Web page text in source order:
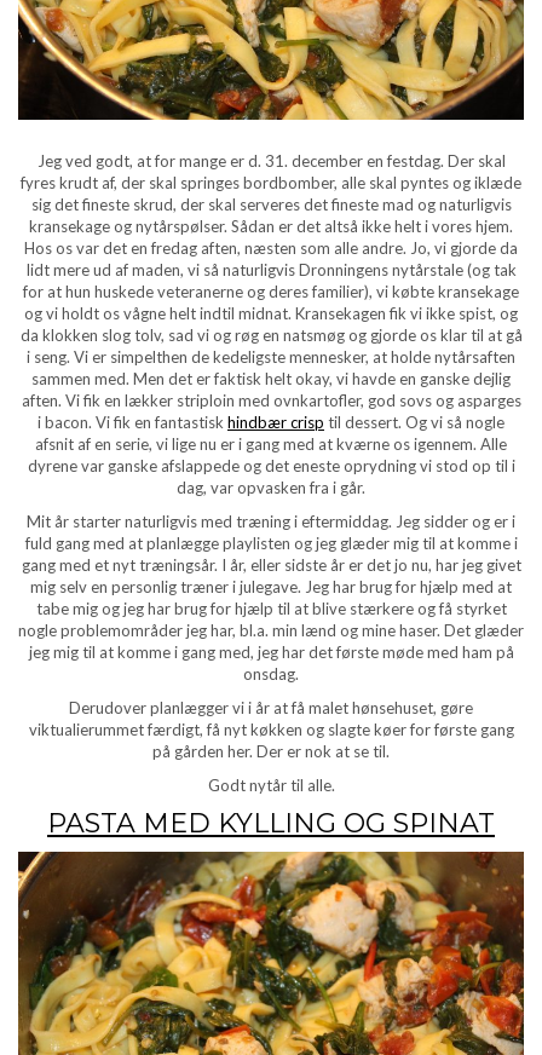
Jeg ved godt, at for mange er d. 31. december en festdag. Der skal
fyres krudt af, der skal springes bordbomber, alle skal pyntes og iklæde
sig det fineste skrud, der skal serveres det fineste mad og naturligvis
kransekage og nytårspølser. Sådan er det altså ikke helt i vores hjem.
Hos os var det en fredag aften, næsten som alle andre. Jo, vi gjorde da
lidt mere ud af maden, vi så naturligvis Dronningens nytårstale (og tak
for at hun huskede veteranerne og deres familier), vi købte kransekage
og vi holdt os vågne helt indtil midnat. Kransekagen fik vi ikke spist, og
da klokken slog tolv, sad vi og røg en natsmøg og gjorde os klar til at gå
i seng. Vi er simpelthen de kedeligste mennesker, at holde nytårsaften
sammen med. Men det er faktisk helt okay, vi havde en ganske dejlig
aften. Vi fik en lækker striploin med ovnkartofler, god sovs og asparges
i bacon. Vi fik en fantastisk hindbær crisp til dessert. Og vi så nogle
afsnit af en serie, vi lige nu er i gang med at kværne os igennem. Alle
dyrene var ganske afslappede og det eneste oprydning vi stod op til i
dag, var opvasken fra i går.
Mit år starter naturligvis med træning i eftermiddag. Jeg sidder og er i
fuld gang med at planlægge playlisten og jeg glæder mig til at komme i
gang med et nyt træningsår. I år, eller sidste år er det jo nu, har jeg givet
mig selv en personlig træner i julegave. Jeg har brug for hjælp med at
tabe mig og jeg har brug for hjælp til at blive stærkere og få styrket
nogle problemområder jeg har, bl.a. min lænd og mine haser. Det glæder
jeg mig til at komme i gang med, jeg har det første møde med ham på
onsdag.
Derudover planlægger vi i år at få malet hønsehuset, gøre
viktualierummet færdigt, få nyt køkken og slagte køer for første gang
på gården her. Der er nok at se til.
Godt nytår til alle.
PASTA MED KYLLING OG SPINAT